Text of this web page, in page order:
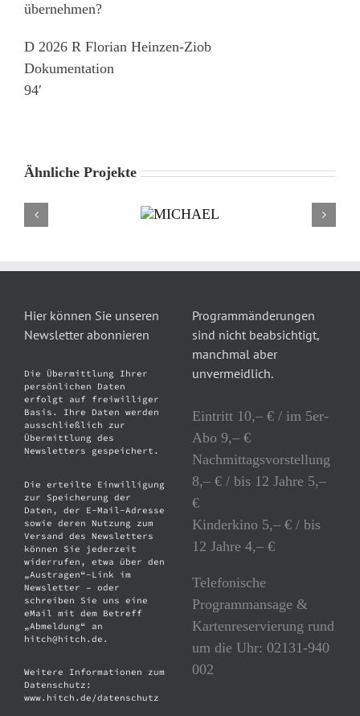
übernehmen?
D 2026 R Florian Heinzen-Ziob
Dokumentation
94′
Ähnliche Projekte
Hier können Sie unseren
Newsletter abonnieren
Die Übermittlung Ihrer
persönlichen Daten
erfolgt auf freiwilliger
Basis. Ihre Daten werden
ausschließlich zur
Übermittlung des
Newsletters gespeichert.
Die erteilte Einwilligung
zur Speicherung der
Daten, der E-Mail-Adresse
sowie deren Nutzung zum
Versand des Newsletters
können Sie jederzeit
widerrufen, etwa über den
„Austragen“-Link im
Newsletter – oder
schreiben Sie uns eine
eMail mit dem Betreff
„Abmeldung“ an
hitch@hitch.de.
Weitere Informationen zum
Datenschutz:
www.hitch.de/datenschutz
Programmänderungen
sind nicht beabsichtigt,
manchmal aber
unvermeidlich.
Eintritt 10,– € / im 5er-
Abo 9,– €
Nachmittagsvorstellung
8,– € / bis 12 Jahre 5,–
€
Kinderkino 5,– € / bis
12 Jahre 4,– €
Telefonische
Programmansage &
Kartenreservierung rund
um die Uhr: 02131-940
002